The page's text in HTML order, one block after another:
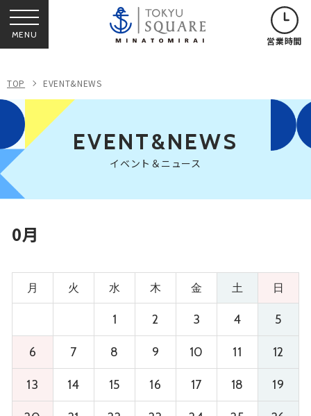
MENU 営業時間
TOP EVENT&NEWS
EVENT&NEWS
イベント＆ニュース
0月
月 火 水 木 金 土 日
1 2 3 4 5
6 7 8 9 10 11 12
13 14 15 16 17 18 19